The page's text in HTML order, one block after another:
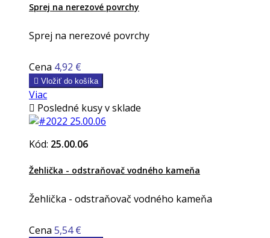
Sprej na nerezové povrchy
Sprej na nerezové povrchy
Cena 4,92 €
 Vložiť do košíka
Viac
 Posledné kusy v sklade
Kód: 25.00.06
Žehlička - odstraňovač vodného kameňa
Žehlička - odstraňovač vodného kameňa
Cena 5,54 €